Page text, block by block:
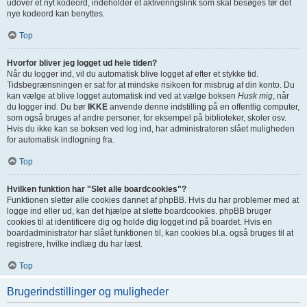
udover et nyt kodeord, indeholder et aktiveringslink som skal besøges før det
nye kodeord kan benyttes.
Top
Hvorfor bliver jeg logget ud hele tiden?
Når du logger ind, vil du automatisk blive logget af efter et stykke tid.
Tidsbegrænsningen er sat for at mindske risikoen for misbrug af din konto. Du
kan vælge at blive logget automatisk ind ved at vælge boksen Husk mig, når
du logger ind. Du bør IKKE anvende denne indstilling på en offentlig computer,
som også bruges af andre personer, for eksempel på biblioteker, skoler osv.
Hvis du ikke kan se boksen ved log ind, har administratoren slået muligheden
for automatisk indlogning fra.
Top
Hvilken funktion har "Slet alle boardcookies"?
Funktionen sletter alle cookies dannet af phpBB. Hvis du har problemer med at
logge ind eller ud, kan det hjælpe at slette boardcookies. phpBB bruger
cookies til at identificere dig og holde dig logget ind på boardet. Hvis en
boardadministrator har slået funktionen til, kan cookies bl.a. også bruges til at
registrere, hvilke indlæg du har læst.
Top
Brugerindstillinger og muligheder